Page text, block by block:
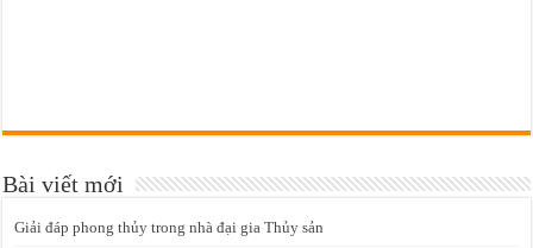
Bài viết mới
Giải đáp phong thủy trong nhà đại gia Thủy sản